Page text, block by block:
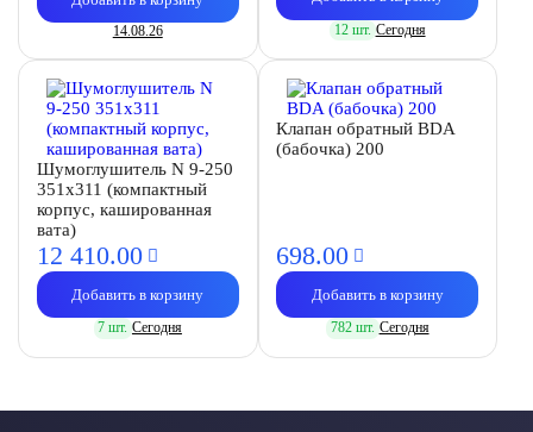
14.08.26 12 шт. Сегодня
Шумоглушитель N 9-250
351х311 (компактный
корпус, кашированная
вата)
12 410.00
Добавить в корзину
7 шт. Сегодня
Клапан обратный BDA
(бабочка) 200
698.00
Добавить в корзину
782 шт. Сегодня